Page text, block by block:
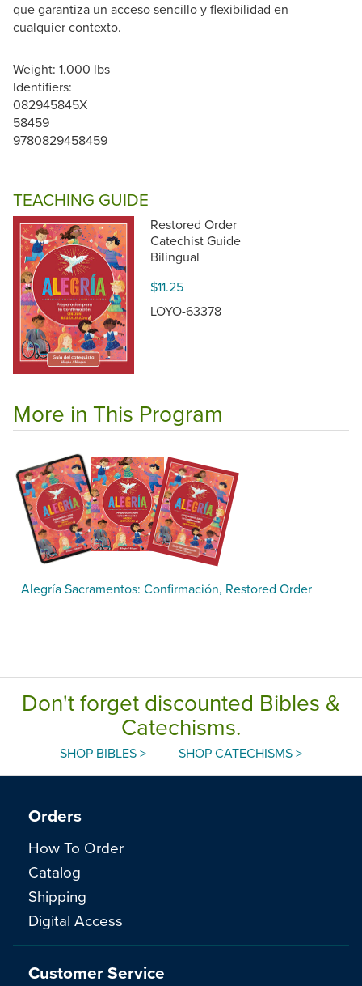
que garantiza un acceso sencillo y flexibilidad en
cualquier contexto.
Weight: 1.000 lbs
Identifiers:
082945845X
58459
9780829458459
TEACHING GUIDE
Restored Order
Catechist Guide
Bilingual
$11.25
LOYO-63378
More in This Program
Alegría Sacramentos: Confirmación, Restored Order
Don't forget discounted Bibles &
Catechisms.
SHOP BIBLES > SHOP CATECHISMS >
Orders
How To Order
Catalog
Shipping
Digital Access
Customer Service